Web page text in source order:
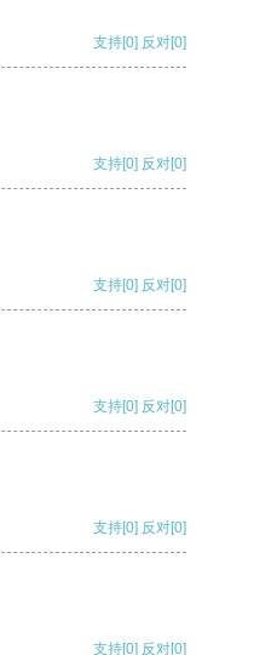
支持[0] 反对[0]
支持[0] 反对[0]
支持[0] 反对[0]
支持[0] 反对[0]
支持[0] 反对[0]
支持[0] 反对[0]